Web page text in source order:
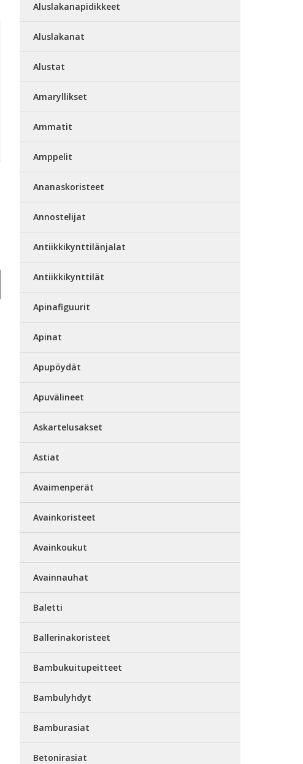
Aluslakanapidikkeet
Aluslakanat
Alustat
Amaryllikset
Ammatit
Amppelit
Ananaskoristeet
Annostelijat
Antiikkikynttilänjalat
Antiikkikynttilät
Apinafiguurit
Apinat
Apupöydät
Apuvälineet
Askartelusakset
Astiat
Avaimenperät
Avainkoristeet
Avainkoukut
Avainnauhat
Baletti
Ballerinakoristeet
Bambukuitupeitteet
Bambulyhdyt
Bamburasiat
Betonirasiat